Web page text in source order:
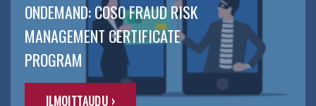
ONDEMAND: COSO FRAUD RISK
MANAGEMENT CERTIFICATE
PROGRAM
ILMOITTAUDU ›